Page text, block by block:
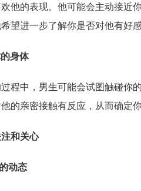
他的表现。他可能会主动接近
望进一步了解你是否对他有好感
身体
程中，男生可能会试图触碰你
的亲密接触有反应，从而确定
和关心
动态